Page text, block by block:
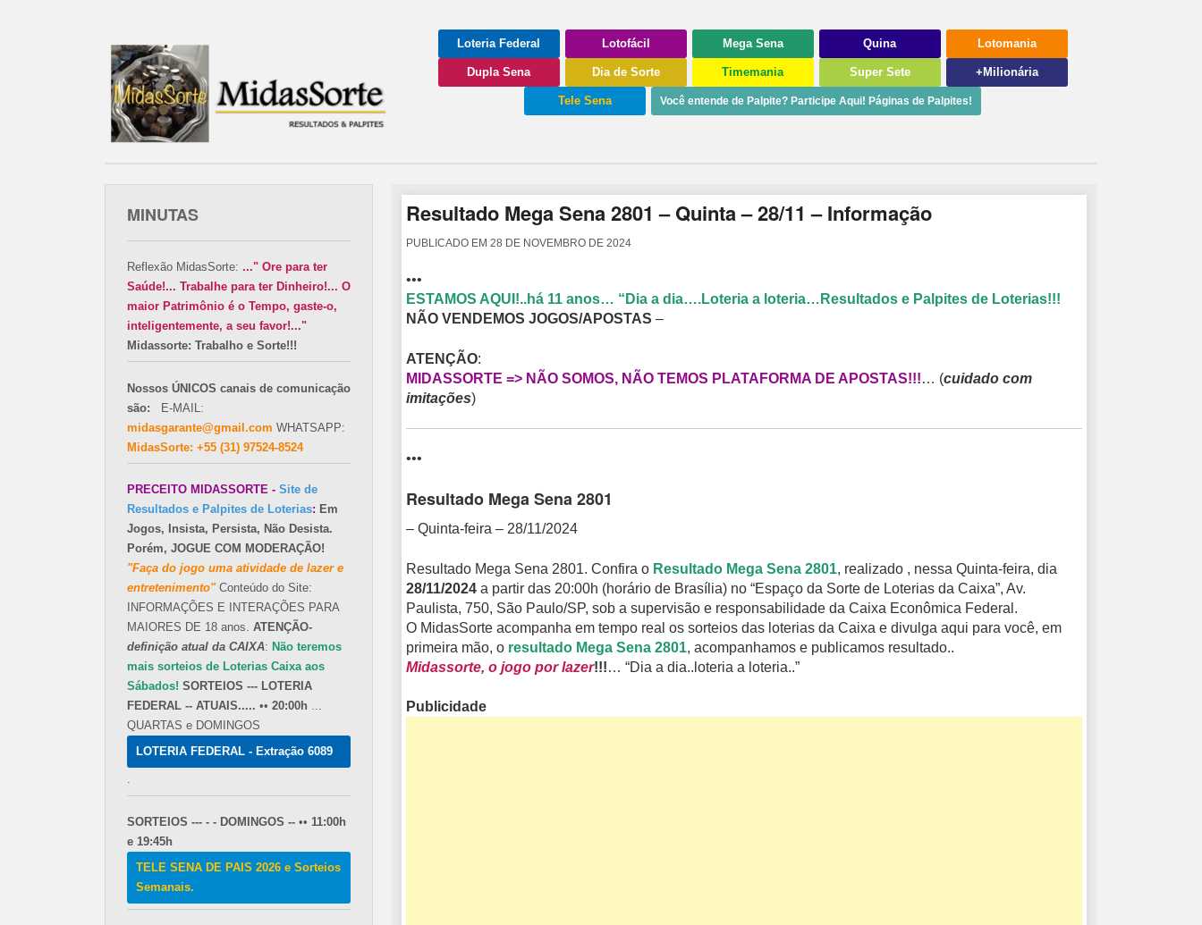
Loteria Federal Lotofácil Mega Sena Quina Lotomania
Dupla Sena Dia de Sorte Timemania Super Sete +Milionária
Tele Sena Você entende de Palpite? Participe Aqui! Páginas de Palpites!
Resultado Mega Sena 2801 – Quinta – 28/11 – Informação
PUBLICADO EM 28 DE NOVEMBRO DE 2024
•••
ESTAMOS AQUI!..há 11 anos… “Dia a dia….Loteria a loteria…Resultados e Palpites de Loterias!!!
NÃO VENDEMOS JOGOS/APOSTAS –
ATENÇÃO:
MIDASSORTE => NÃO SOMOS, NÃO TEMOS PLATAFORMA DE APOSTAS!!!… (cuidado com
imitações)
•••
Resultado Mega Sena 2801
– Quinta-feira – 28/11/2024
Resultado Mega Sena 2801. Confira o Resultado Mega Sena 2801, realizado , nessa Quinta-feira, dia
28/11/2024a partir das 20:00h (horário de Brasília) no “Espaço da Sorte de Loterias da Caixa”, Av.
Paulista, 750, São Paulo/SP, sob a supervisão e responsabilidade da Caixa Econômica Federal.
O MidasSorte acompanha em tempo real os sorteios das loterias da Caixa e divulga aqui para você, em
primeira mão, o resultado Mega Sena 2801, acompanhamos e publicamos resultado..
Midassorte, o jogo por lazer!!!… “Dia a dia..loteria a loteria..”
Publicidade
MINUTAS
Reflexão MidasSorte: ..." Ore para ter
Saúde!... Trabalhe para ter Dinheiro!... O
maior Patrimônio é o Tempo, gaste-o,
inteligentemente, a seu favor!..."
Midassorte: Trabalho e Sorte!!!
Nossos ÚNICOS canais de comunicação
são: E-MAIL:
midasgarante@gmail.com WHATSAPP:
MidasSorte: +55 (31) 97524-8524
PRECEITO MIDASSORTE - Site de
Resultados e Palpites de Loterias: Em
Jogos, Insista, Persista, Não Desista.
Porém, JOGUE COM MODERAÇÃO!
"Faça do jogo uma atividade de lazer e
entretenimento"Conteúdo do Site:
INFORMAÇÕES E INTERAÇÕES PARA
MAIORES DE 18 anos. ATENÇÃO-
definição atual da CAIXA: Não teremos
mais sorteios de Loterias Caixa aos
Sábados! SORTEIOS --- LOTERIA
FEDERAL -- ATUAIS..... •• 20:00h ...
QUARTAS e DOMINGOS
LOTERIA FEDERAL - Extração 6089
.
SORTEIOS --- - - DOMINGOS -- •• 11:00h
e 19:45h
TELE SENA DE PAIS 2026 e Sorteios
Semanais.